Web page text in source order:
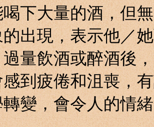
下大量的酒，但
出現，表示他／
飲酒或醉酒後，
到疲倦和沮喪，
變，會令人的情